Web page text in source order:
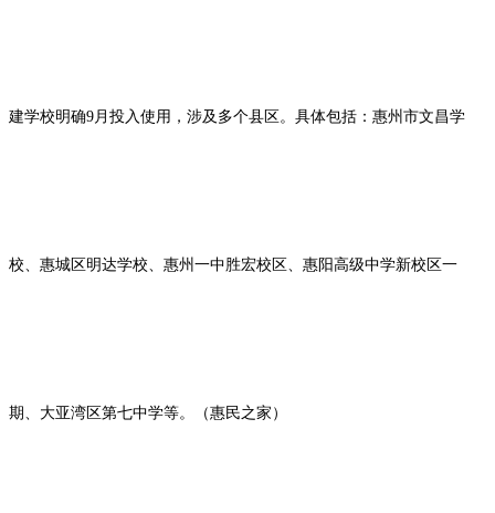
建学校明确9月投入使用，涉及多个县区。具体包括：惠州市文昌学
校、惠城区明达学校、惠州一中胜宏校区、惠阳高级中学新校区一
期、大亚湾区第七中学等。（惠民之家）